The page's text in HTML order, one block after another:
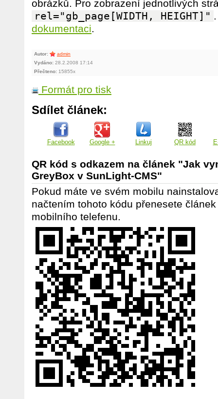
obrázků. Pro zobrazení jednotlivých
rel="gb_page[WIDTH, HEIGHT]"
dokumentaci.
Autor:
admin
Vydáno: 28.2.2008 17:14
Přečteno: 15855x
Formát pro tisk
Sdílet článek:
Facebook Google + Linkuj QR kód
QR kód s odkazem na článek "Jak
GreyBox v SunLight-CMS"
Pokud máte ve svém mobilu
načtením tohoto kódu přenesete
mobilního telefenu.